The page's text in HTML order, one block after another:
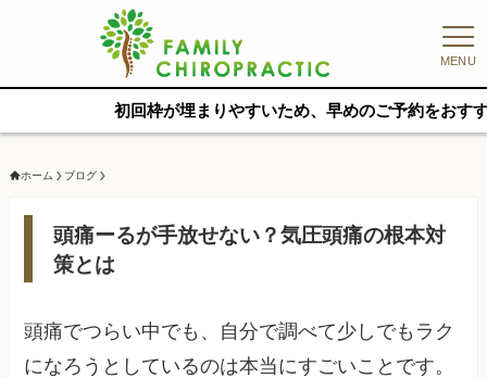
MENU
初回枠が埋まりやすいため、早めのご予約をおすすめします
ホーム ブログ
頭痛ーるが手放せない？気圧頭痛の根本対
策とは
頭痛でつらい中でも、自分で調べて少しでもラク
になろうとしているのは本当にすごいことです。